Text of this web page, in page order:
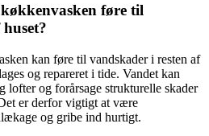
føre til
kan føre til vandskader i resten af
og repareret i tide. Vandet kan
lofter og forårsage strukturelle skader
er derfor vigtigt at være
og gribe ind hurtigt.